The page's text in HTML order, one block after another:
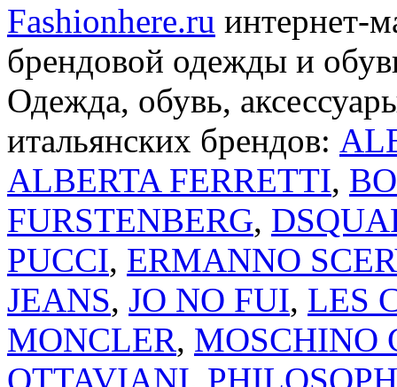
Fashionhere.ru интернет-
брендовой одежды и
Одежда, обувь,
итальянских брендов:
ALBERTA FERRETTI,
FURSTENBERG,
PUCCI, ERMANNO
JEANS, JO NO FUI, LES
MONCLER, MOSCHINO
OTTAVIANI,